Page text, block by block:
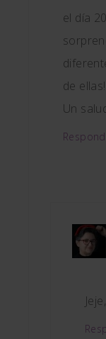
el día
de
Un